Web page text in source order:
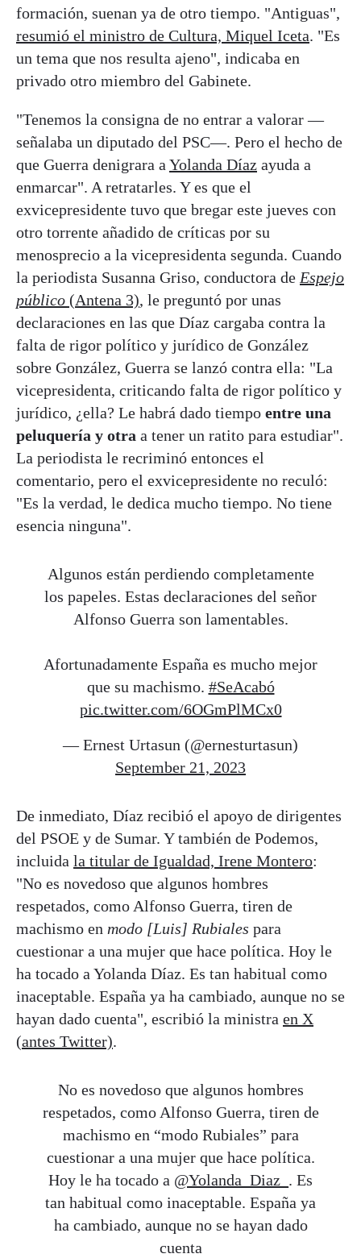
formación, suenan ya de otro tiempo. "Antiguas",
resumió el ministro de Cultura, Miquel Iceta. "Es
un tema que nos resulta ajeno", indicaba en
privado otro miembro del Gabinete.
"Tenemos la consigna de no entrar a valorar —
señalaba un diputado del PSC—. Pero el hecho de
que Guerra denigrara a Yolanda Díaz ayuda a
enmarcar". A retratarles. Y es que el
exvicepresidente tuvo que bregar este jueves con
otro torrente añadido de críticas por su
menosprecio a la vicepresidenta segunda. Cuando
la periodista Susanna Griso, conductora de Espejo
público (Antena 3), le preguntó por unas
declaraciones en las que Díaz cargaba contra la
falta de rigor político y jurídico de González
sobre González, Guerra se lanzó contra ella: "La
vicepresidenta, criticando falta de rigor político y
jurídico, ¿ella? Le habrá dado tiempo entre una
peluquería y otra a tener un ratito para estudiar".
La periodista le recriminó entonces el
comentario, pero el exvicepresidente no reculó:
"Es la verdad, le dedica mucho tiempo. No tiene
esencia ninguna".
Algunos están perdiendo completamente
los papeles. Estas declaraciones del señor
Alfonso Guerra son lamentables.
Afortunadamente España es mucho mejor
que su machismo. #SeAcabó
pic.twitter.com/6OGmPlMCx0
— Ernest Urtasun (@ernesturtasun)
September 21, 2023
De inmediato, Díaz recibió el apoyo de dirigentes
del PSOE y de Sumar. Y también de Podemos,
incluida la titular de Igualdad, Irene Montero:
"No es novedoso que algunos hombres
respetados, como Alfonso Guerra, tiren de
machismo en modo [Luis] Rubiales para
cuestionar a una mujer que hace política. Hoy le
ha tocado a Yolanda Díaz. Es tan habitual como
inaceptable. España ya ha cambiado, aunque no se
hayan dado cuenta", escribió la ministra en X
(antes Twitter).
No es novedoso que algunos hombres
respetados, como Alfonso Guerra, tiren de
machismo en “modo Rubiales” para
cuestionar a una mujer que hace política.
Hoy le ha tocado a @Yolanda_Diaz_ . Es
tan habitual como inaceptable. España ya
ha cambiado, aunque no se hayan dado
cuenta